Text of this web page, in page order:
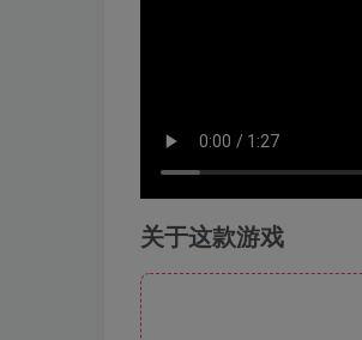
关于这款游戏